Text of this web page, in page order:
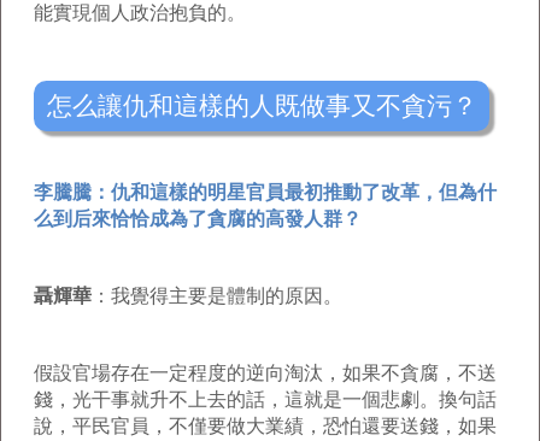
能實現個人政治抱負的。
怎么讓仇和這樣的人既做事又不貪污？
李騰騰：仇和這樣的明星官員最初推動了改革，但為什
么到后來恰恰成為了貪腐的高發人群？
聶輝華 ：我覺得主要是體制的原因。
假設官場存在一定程度的逆向淘汰，如果不貪腐，不送
錢，光干事就升不上去的話，這就是一個悲劇。換句話
說，平民官員，不僅要做大業績，恐怕還要送錢，如果